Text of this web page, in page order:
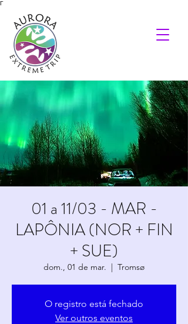
Γ
01 a 11/03 - MAR -
LAPÔNIA (NOR + FIN
+ SUE)
dom., 01 de mar.
  |
Tromsø
O registro está fechado
Ver outros eventos